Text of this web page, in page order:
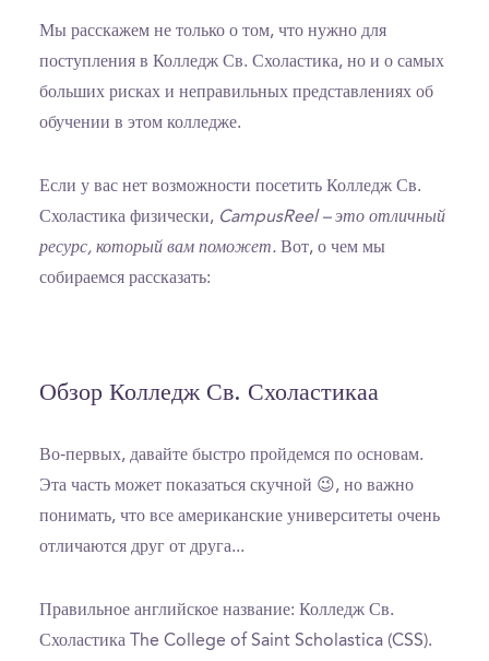
Мы расскажем не только о том, что нужно для
поступления в Колледж Св. Схоластика, но и о самых
больших рисках и неправильных представлениях об
обучении в этом колледже.
Если у вас нет возможности посетить Колледж Св.
Схоластика физически, CampusReel – это отличный
ресурс, который вам поможет. Вот, о чем мы
собираемся рассказать:
Обзор Колледж Св. Схоластикаа
Во-первых, давайте быстро пройдемся по основам.
Эта часть может показаться скучной 😉, но важно
понимать, что все американские университеты очень
отличаются друг от друга...
Правильное английское название: Колледж Св.
Схоластика The College of Saint Scholastica (CSS).